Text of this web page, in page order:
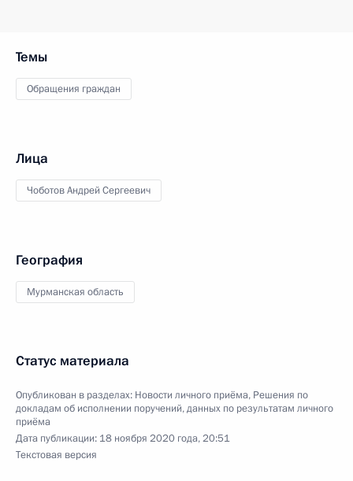
Темы
Обращения граждан
Лица
Чоботов Андрей Сергеевич
География
Мурманская область
Статус материала
Опубликован в разделах: Новости личного приёма, Решения по
докладам об исполнении поручений, данных по результатам личного
приёма
Дата публикации: 18 ноября 2020 года, 20:51
Текстовая версия